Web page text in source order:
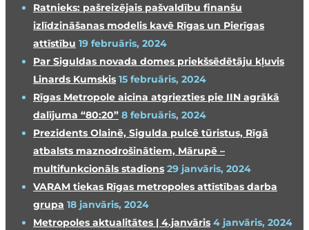
Ratnieks: pašreizējais pašvaldību finanšu
izlīdzināšanas modelis kavē Rīgas un Pierīgas
attīstību 19 februāris, 2024
Par Siguldas novada domes priekšsēdētāju kļuvis
Linards Kumskis 15 februāris, 2024
Rīgas Metropole aicina atgriezties pie IIN agrākā
dalījuma “80:20” 8 februāris, 2024
Prezidents Olainē, Sigulda pulcē tūristus, Rīgā
atbalsts maznodrošinātiem, Mārupē –
multifunkcionāls stadions 29 janvāris, 2024
VARAM tiekas Rīgas metropoles attīstības darba
grupa 18 janvāris, 2024
Metropoles aktualitātes | 4.janvāris 4 janvāris, 2024